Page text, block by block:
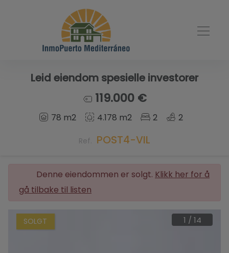
Leid eiendom spesielle investorer
119.000 €
78 m2 4.178 m2 2 2
Ref. POST4-VIL
Denne eiendommen er solgt. Klikk her for å
gå tilbake til listen
SOLGT 1 / 14